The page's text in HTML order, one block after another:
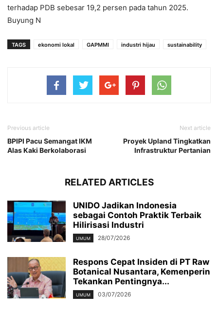
terhadap PDB sebesar 19,2 persen pada tahun 2025.
Buyung N
TAGS ekonomi lokal GAPMMI industri hijau sustainability
Previous article
BPIPI Pacu Semangat IKM
Alas Kaki Berkolaborasi
Next article
Proyek Upland Tingkatkan
Infrastruktur Pertanian
RELATED ARTICLES
UNIDO Jadikan Indonesia
sebagai Contoh Praktik Terbaik
Hilirisasi Industri
UMUM 28/07/2026
Respons Cepat Insiden di PT Raw
Botanical Nusantara, Kemenperin
Tekankan Pentingnya...
UMUM 03/07/2026